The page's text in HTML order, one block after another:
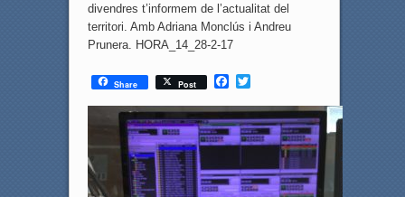
divendres t’informem de l’actualitat del
territori. Amb Adriana Monclús i Andreu
Prunera. HORA_14_28-2-17
Share Post
F
c
e
b
o
k
T
i
t
t
r